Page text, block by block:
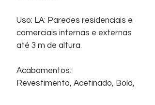
Uso: LA: Paredes residenciais e
comerciais internas e externas
até 3 m de altura.
Acabamentos:
Revestimento, Acetinado, Bold,